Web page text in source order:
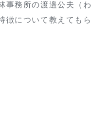
事務所の渡邉公夫（わ
徴について教えてもら